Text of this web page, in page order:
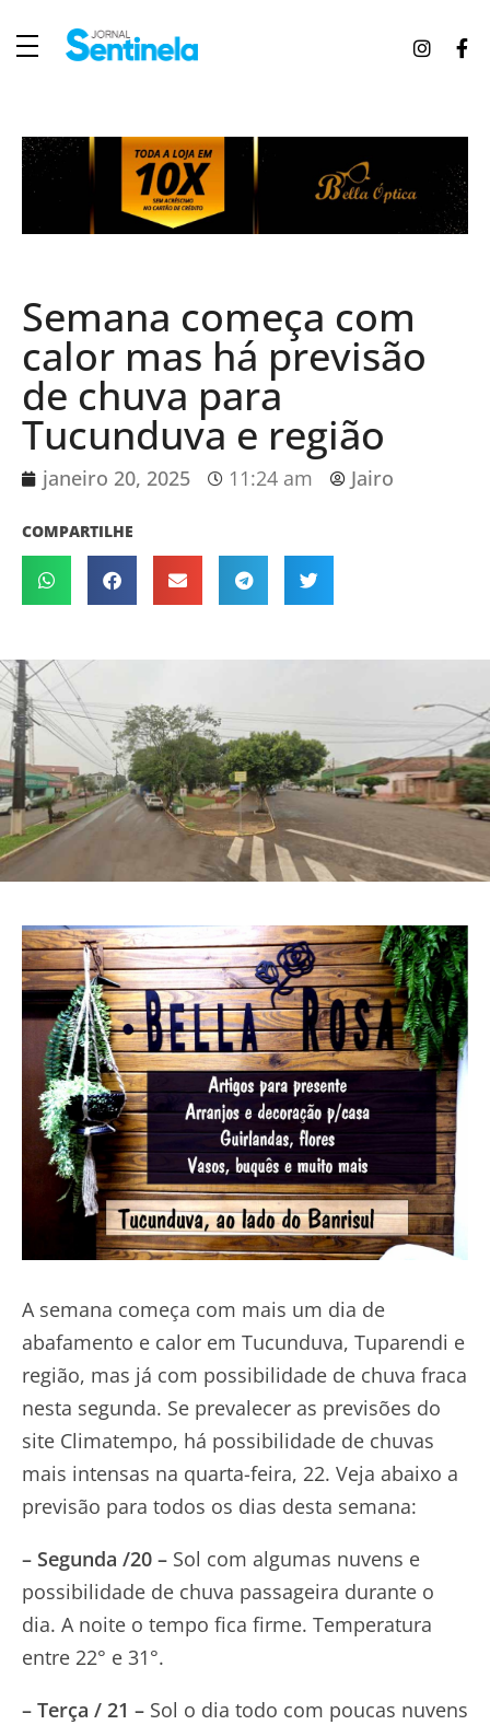
Semana começa com
calor mas há previsão
de chuva para
Tucunduva e região
janeiro 20, 2025 11:24 am Jairo
COMPARTILHE
A semana começa com mais um dia de
abafamento e calor em Tucunduva, Tuparendi e
região, mas já com possibilidade de chuva fraca
nesta segunda. Se prevalecer as previsões do
site Climatempo, há possibilidade de chuvas
mais intensas na quarta-feira, 22. Veja abaixo a
previsão para todos os dias desta semana:
– Segunda /20 – Sol com algumas nuvens e
possibilidade de chuva passageira durante o
dia. A noite o tempo fica firme. Temperatura
entre 22° e 31°.
– Terça / 21 – Sol o dia todo com poucas nuvens